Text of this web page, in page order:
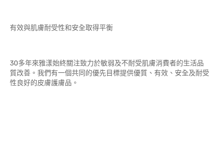
有效與肌膚耐受性和安全取得平衡
30多年來雅漾始終關注致力於敏弱及不耐受肌膚消費者的生活品
質改善。我們有一個共同的優先目標提供優質、有效、安全及耐受
性良好的皮膚護膚品。